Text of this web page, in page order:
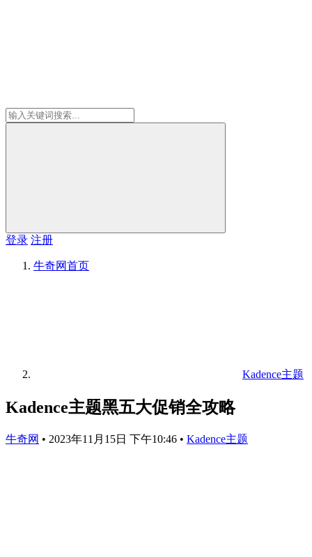
登录 注册
牛奇网首页
Kadence主题
Kadence主题黑五大促销全攻略
牛奇网 • 2023年11月15日 下午10:46 • Kadence主题